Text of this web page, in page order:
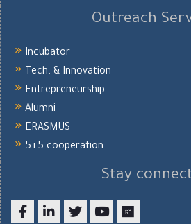
Outreach
Incubator
Tech. & Innovation
Entrepreneurship
Alumni
ERASMUS
5+5 cooperation
Stay